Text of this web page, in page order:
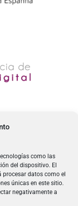
como las
del dispositivo. El
datos como el
únicas en este sitio.
negativamente a